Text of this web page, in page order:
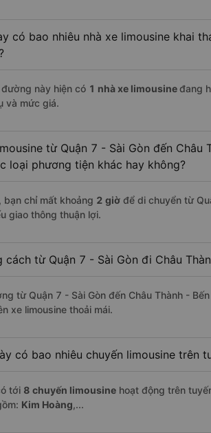
có bao nhiêu nhà xe limousine khai
này hiện có 1 nhà xe limousineđang
và mức giá.
từ Quận 7 - Sài Gòn đến Châu
loại phương tiện khác hay không?
bạn chỉ mất khoảng 2 giờ để di chuyển từ
giao thông thuận lợi.
cách từ Quận 7 - Sài Gòn đi Châu
từ Quận 7 - Sài Gòn đến Châu Thành -
xe limousine thoải mái.
có bao nhiêu chuyến limousine trên
tới 8 chuyến limousine hoạt động trên
Kim Hoàng,...